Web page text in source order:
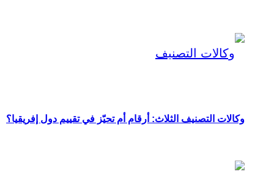
وكالات التصنيف الثلاث: أرقام أم تحيّز في تقييم دول إفريقيا؟